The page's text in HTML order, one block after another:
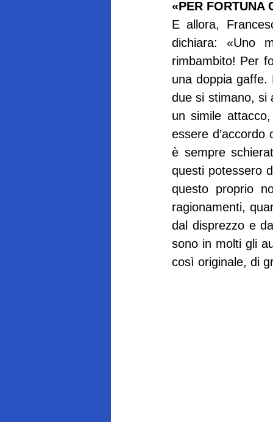
«PER FORTUNA
E allora,
dichiara: «Uno
rimbambito! Per
una doppia gaffe.
due si stimano, si
un simile
essere
è sempre
questi potessero
questo proprio
ragionamenti,
dal disprezzo e
sono in molti gli
così originale, di